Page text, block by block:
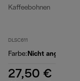
Kaffeebohnen
DLSC611
Farbe: Nicht angegeben
27,50 €